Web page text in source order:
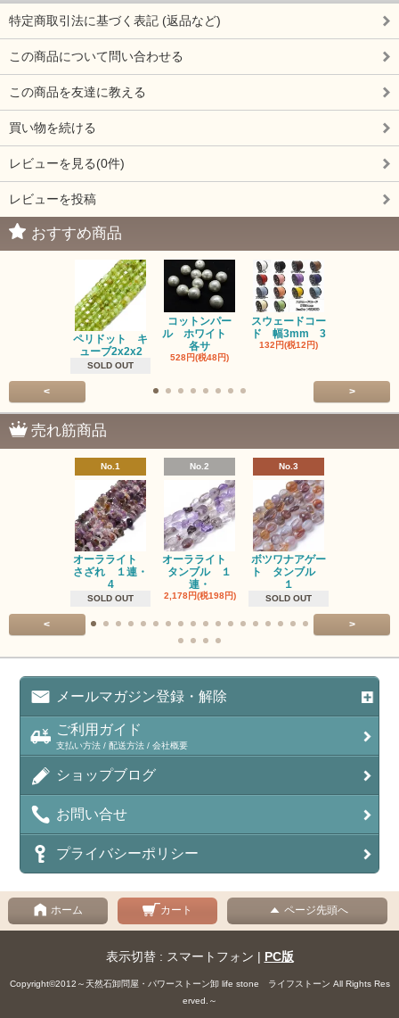
特定商取引法に基づく表記 (返品など)
この商品について問い合わせる
この商品を友達に教える
買い物を続ける
レビューを見る(0件)
レビューを投稿
おすすめ商品
ペリドット キ
ューブ2x2x2
SOLD OUT
コットンパー
ル ホワイト
各サ
528円(税48円)
スウェードコー
ド 幅3mm 3
132円(税12円)
< >
売れ筋商品
No.1
オーラライト
さざれ １連・
4
SOLD OUT
No.2
オーラライト
タンブル １
連・
2,178円(税198円)
No.3
ボツワナアゲー
ト タンブル
１
SOLD OUT
< >
メールマガジン登録・解除
ご利用ガイド
支払い方法 / 配送方法 / 会社概要
ショップブログ
お問い合せ
プライバシーポリシー
ホーム カート ページ先頭へ
表示切替 : スマートフォン | PC版
Copyright©2012～天然石卸問屋・パワーストーン卸 life stone ライフストーン All Rights Res
erved.～